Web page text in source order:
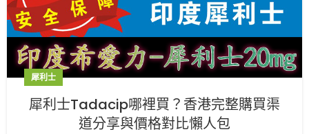
犀利士
犀利士Tadacip哪裡買？香港完整購買渠
道分享與價格對比懶人包